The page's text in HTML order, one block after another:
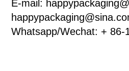
E-mail:
Whatsapp/Wechat: + 86-